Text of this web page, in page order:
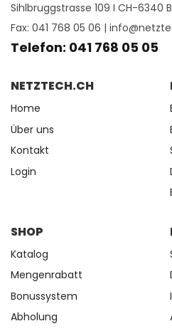
Sihlbruggstrasse 109 I CH-6340
Fax: 041 768 05 06 |
Telefon: 041 768 05 05
NETZTECH.CH
Home
Über uns
Kontakt
Login
SHOP
Katalog
Mengenrabatt
Bonussystem
Abholung